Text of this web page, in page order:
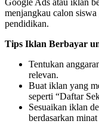
Google Ads atau iklan
menjangkau calon
pendidikan.
Tips Iklan Berbayar
Tentukan
relevan.
Buat iklan yang
seperti “Daftar
Sesuaikan iklan
berdasarkan